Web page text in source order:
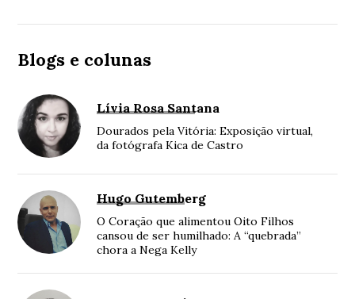
Blogs e colunas
Lívia Rosa Santana
Dourados pela Vitória: Exposição virtual,
da fotógrafa Kica de Castro
Hugo Gutemberg
O Coração que alimentou Oito Filhos
cansou de ser humilhado: A “quebrada”
chora a Nega Kelly